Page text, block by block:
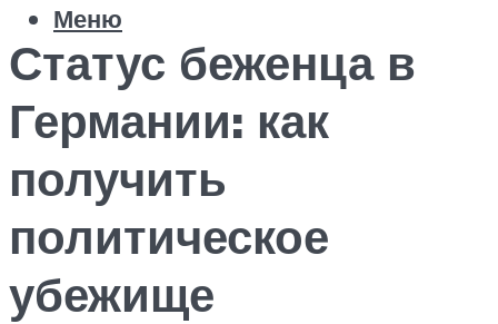
Меню
Статус беженца в
Германии: как
получить
политическое
убежище